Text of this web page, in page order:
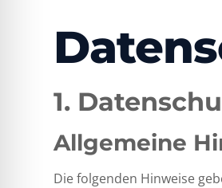
1.
Allgemeine
Die folgenden Hinweise